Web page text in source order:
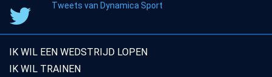
Tweets van Dynamica Sport
IK WIL EEN WEDSTRIJD LOPEN
IK WIL TRAINEN